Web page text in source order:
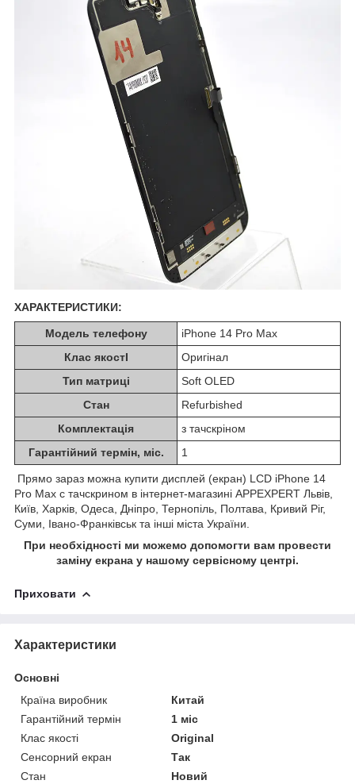
ХАРАКТЕРИСТИКИ:
Модель телефону
iPhone 14 Pro Max
Клас якостІ
Оригінал
Тип матриці
Soft OLED
Стан
Refurbished
Комплектація
з тачскріном
Гарантійний термін, міс.
1
Прямо зараз можна купити дисплей (екран) LCD iPhone 14
Pro Max с тачскрином в інтернет-магазині APPEXPERT Львів,
Київ, Харків, Одеса, Дніпро, Тернопіль, Полтава, Кривий Ріг,
Суми, Івано-Франківськ та інші міста України.
При необхідності ми можемо допомогти вам провести
заміну екрана у нашому сервісному центрі.
Приховати
Характеристики
Основні
Країна виробник
Китай
Гарантійний термін
1 міс
Клас якості
Original
Сенсорний екран
Так
Стан
Новий